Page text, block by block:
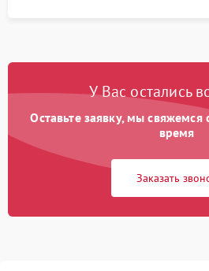
У Вас остались
Оставьте заявку, мы
время
Заказать